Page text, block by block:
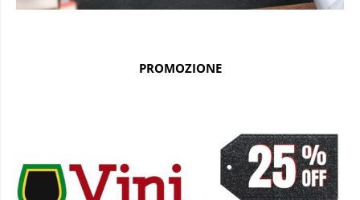
PROMOZIONE